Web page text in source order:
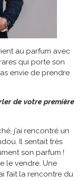
au parfum avec
qui porte son
envie de prendre
de votre première
j’ai rencontré un
Il sentait très
son parfum !
le vendre. Une
fait la rencontre du